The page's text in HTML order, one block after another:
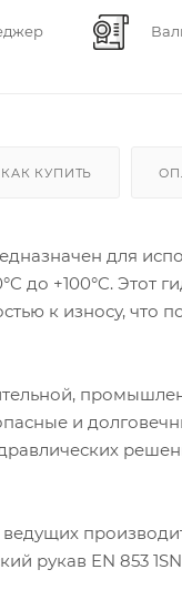
КАК КУПИТЬ
для
до +100°C. Этот
к износу, что
и
рукав EN 853